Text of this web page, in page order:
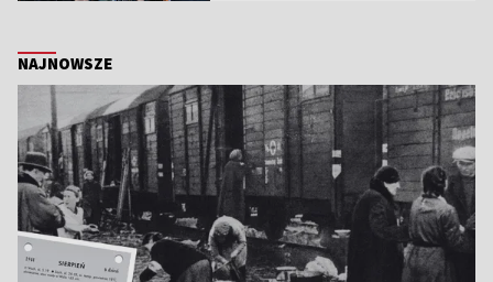
NAJNOWSZE